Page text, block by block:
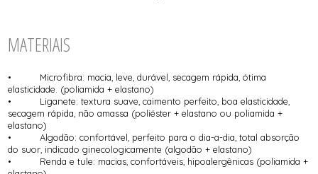
MATERIAIS
• Microfibra: macia, leve, durável, secagem rápida, ótima
elasticidade. (poliamida + elastano)
• Liganete: textura suave, caimento perfeito, boa elasticidade,
secagem rápida, não amassa (poliéster + elastano ou poliamida +
elastano)
• Algodão: confortável, perfeito para o dia-a-dia, total absorção
do suor, indicado ginecologicamente (algodão + elastano)
• Renda e tule: macias, confortáveis, hipoalergênicas (poliamida +